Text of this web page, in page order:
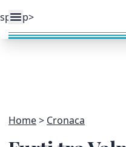
Home Cronaca